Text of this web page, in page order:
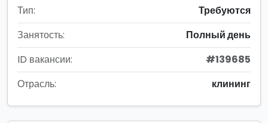
Тип:
Требуются
Занятость:
Полный день
ID вакансии:
#139685
Отрасль:
клининг